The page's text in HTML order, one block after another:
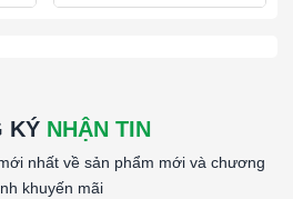
KÝ NHẬN TIN
nhất về sản phẩm mới và chương
khuyến mãi